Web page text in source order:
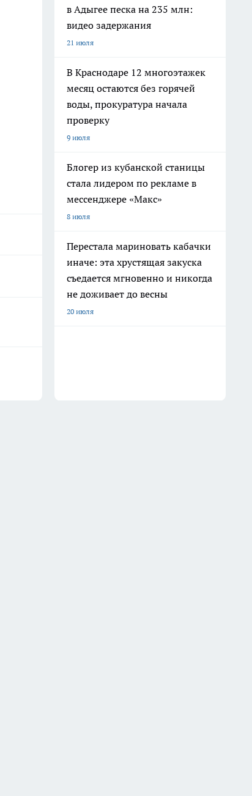
в Адыгее песка на 235 млн:
видео задержания
21 июля
В Краснодаре 12 многоэтажек
месяц остаются без горячей
воды, прокуратура начала
проверку
9 июля
Блогер из кубанской станицы
стала лидером по рекламе в
мессенджере «Макс»
8 июля
Перестала мариновать кабачки
иначе: эта хрустящая закуска
съедается мгновенно и никогда
не доживает до весны
20 июля